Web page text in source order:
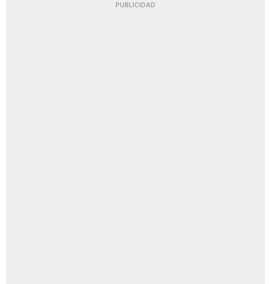
PUBLICIDAD